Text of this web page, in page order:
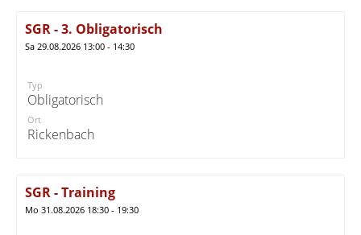
SGR - 3. Obligatorisch
Sa 29.08.2026 13:00 - 14:30
Typ
Obligatorisch
Ort
Rickenbach
SGR - Training
Mo 31.08.2026 18:30 - 19:30